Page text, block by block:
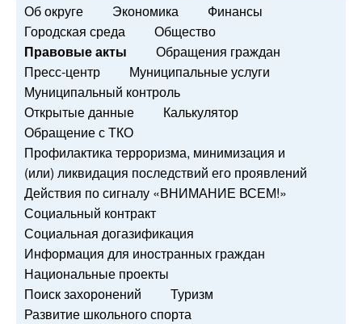
Об округе Экономика
Финансы
Городская среда
Общество
Правовые акты
Обращения граждан
Пресс-центр
Муниципальные услуги
Муниципальный контроль
Открытые данные
Калькулятор
Обращение с ТКО
Профилактика терроризма, минимизация и
(или) ликвидация последствий его проявлений
Действия по сигналу «ВНИМАНИЕ ВСЕМ!»
Социальный контракт
Социальная догазификация
Информация для иностранных граждан
Национальные проекты
Поиск захоронений
Туризм
Развитие школьного спорта